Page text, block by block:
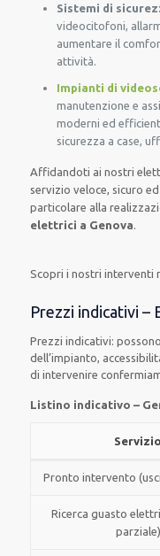
Sistemi di
videocitofoni,
aumentare il
attività.
Impianti di
manutenzione e
moderni ed
sicurezza a case,
Affidandoti ai nostri
servizio veloce, sicuro
particolare alla
elettrici a Genova.
Scopri i nostri interventi
Prezzi indicativi –
Prezzi indicativi:
dell’impianto,
di intervenire
Listino indicativo –
Servizio
Pronto intervento
Ricerca guasto
parziale)